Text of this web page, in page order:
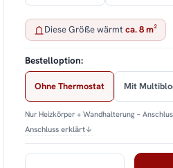
Diese Größe wärmtca. 8 m²
Bestelloption:
Ohne Thermostat Mit
Nur Heizkörper + Wandhalterung –
Anschluss erklärt↓